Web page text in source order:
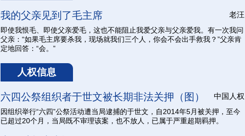
老汪
我的父亲见到了毛主席
即使我恨毛、即使父亲爱毛，这也不能阻止我爱父亲与父亲爱我。有一次我问
父亲：“如果毛主席要杀我，现场就我们三个人，你会不会出手救我？”父亲肯
定地回答：“会。”
人权信息
中国人权
六四公祭组织者于世文被长期非法关押（图）
因组织举行“六四”公祭活动遭当局逮捕的于世文，自2014年5月被关押，至今
已超过20个月，当局既不审理该案，也不放人，已属于严重超期羁押。